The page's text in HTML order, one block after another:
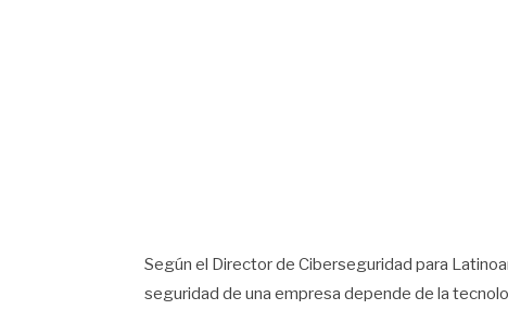
Según el Director de Ciberseguridad para
seguridad de una empresa depende de la